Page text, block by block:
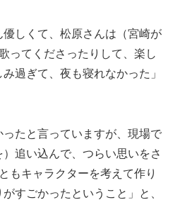
しくて、松原さんは（宮崎が
ってくださったりして、楽し
過ぎて、夜も寝れなかった」
たと言っていますが、現場で
追い込んで、つらい思いをさ
もキャラクターを考えて作り
すごかったということ」と、